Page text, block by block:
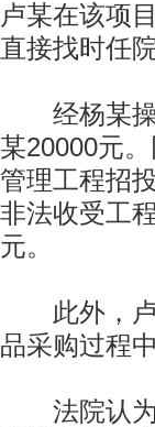
卢某在该项
直接找时任
经杨某操
某20000元
管理工程招
非法收受工
元。
此外，卢
品采购过程
法院认为